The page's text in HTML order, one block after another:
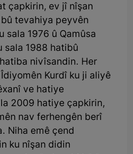
çapkirin, ev jî nîşan
tevahiya peyvên
sala 1976 û Qamûsa
sala 1988 hatibû
nivîsandin. Her
Kurdî ku ji aliyê
ve hatiye
2009 hatiye çapkirin,
nav ferhengên berî
Niha emê çend
ku nîşan didin